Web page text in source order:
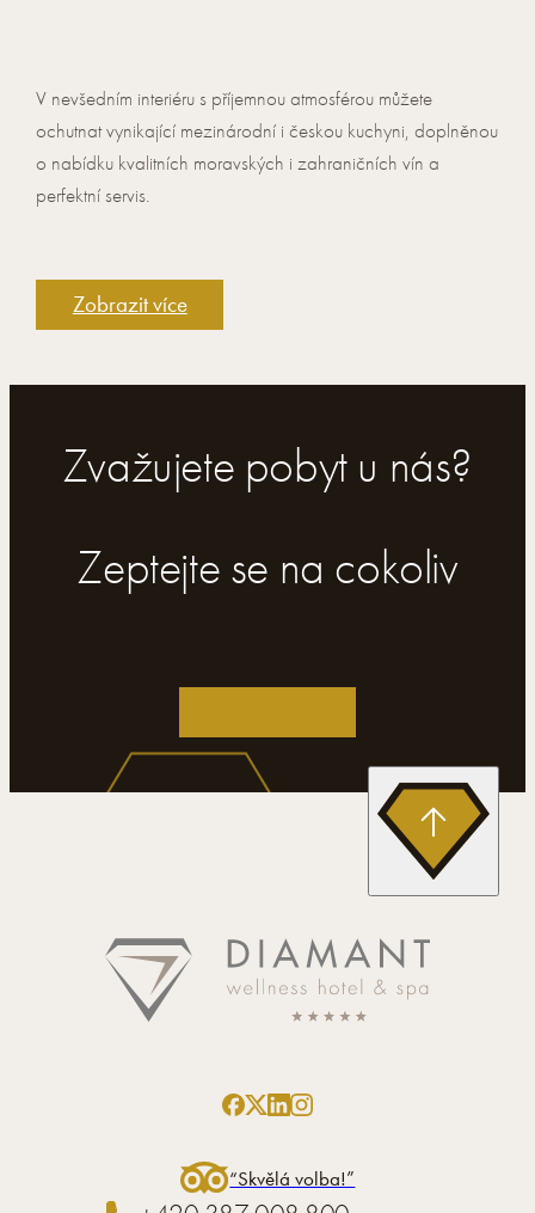
V nevšedním interiéru s příjemnou atmosférou můžete
ochutnat vynikající mezinárodní i českou kuchyni, doplněnou
o nabídku kvalitních moravských i zahraničních vín a
perfektní servis.
Zobrazit více
Zvažujete pobyt u nás?
Zeptejte se na cokoliv
“Skvělá volba!”